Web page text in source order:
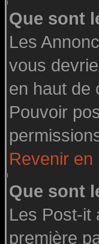
Que sont
Les
vous
en haut de
Pouvoir
Revenir en
Que sont
Les Post-it
première